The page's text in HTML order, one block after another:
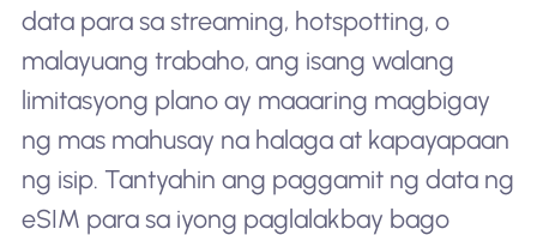
data para sa streaming, hotspotting, o
malayuang trabaho, ang isang walang
limitasyong plano ay maaaring magbigay
ng mas mahusay na halaga at kapayapaan
ng isip. Tantyahin ang paggamit ng data ng
eSIM para sa iyong paglalakbay bago